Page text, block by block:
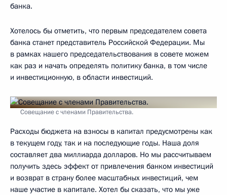
банка.
Хотелось бы отметить, что первым председателем совета
банка станет представитель Российской Федерации. Мы
в рамках нашего председательствования в совете можем
как раз и начать определять политику банка, в том числе
и инвестиционную, в области инвестиций.
Совещание с членами Правительства.
Расходы бюджета на взносы в капитал предусмотрены как
в текущем году, так и на последующие годы. Наша доля
составляет два миллиарда долларов. Но мы рассчитываем
получить здесь эффект от привлечения банком инвестиций
и возврат в страну более масштабных инвестиций, чем
наше участие в капитале. Хотел бы сказать, что мы уже